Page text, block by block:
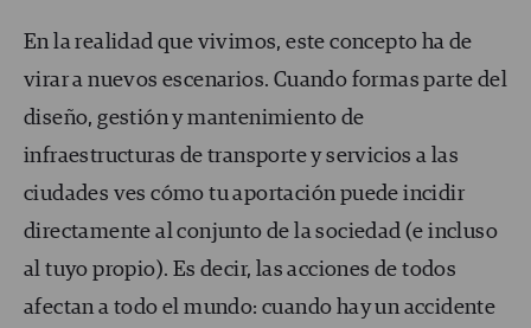
En la realidad que vivimos, este concepto ha de
virar a nuevos escenarios. Cuando formas parte del
diseño, gestión y mantenimiento de
infraestructuras de transporte y servicios a las
ciudades ves cómo tu aportación puede incidir
directamente al conjunto de la sociedad (e incluso
al tuyo propio). Es decir, las acciones de todos
afectan a todo el mundo: cuando hay un accidente